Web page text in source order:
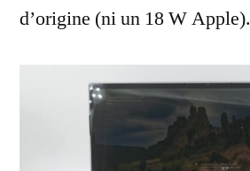
d’origine (ni un 18 W Apple).